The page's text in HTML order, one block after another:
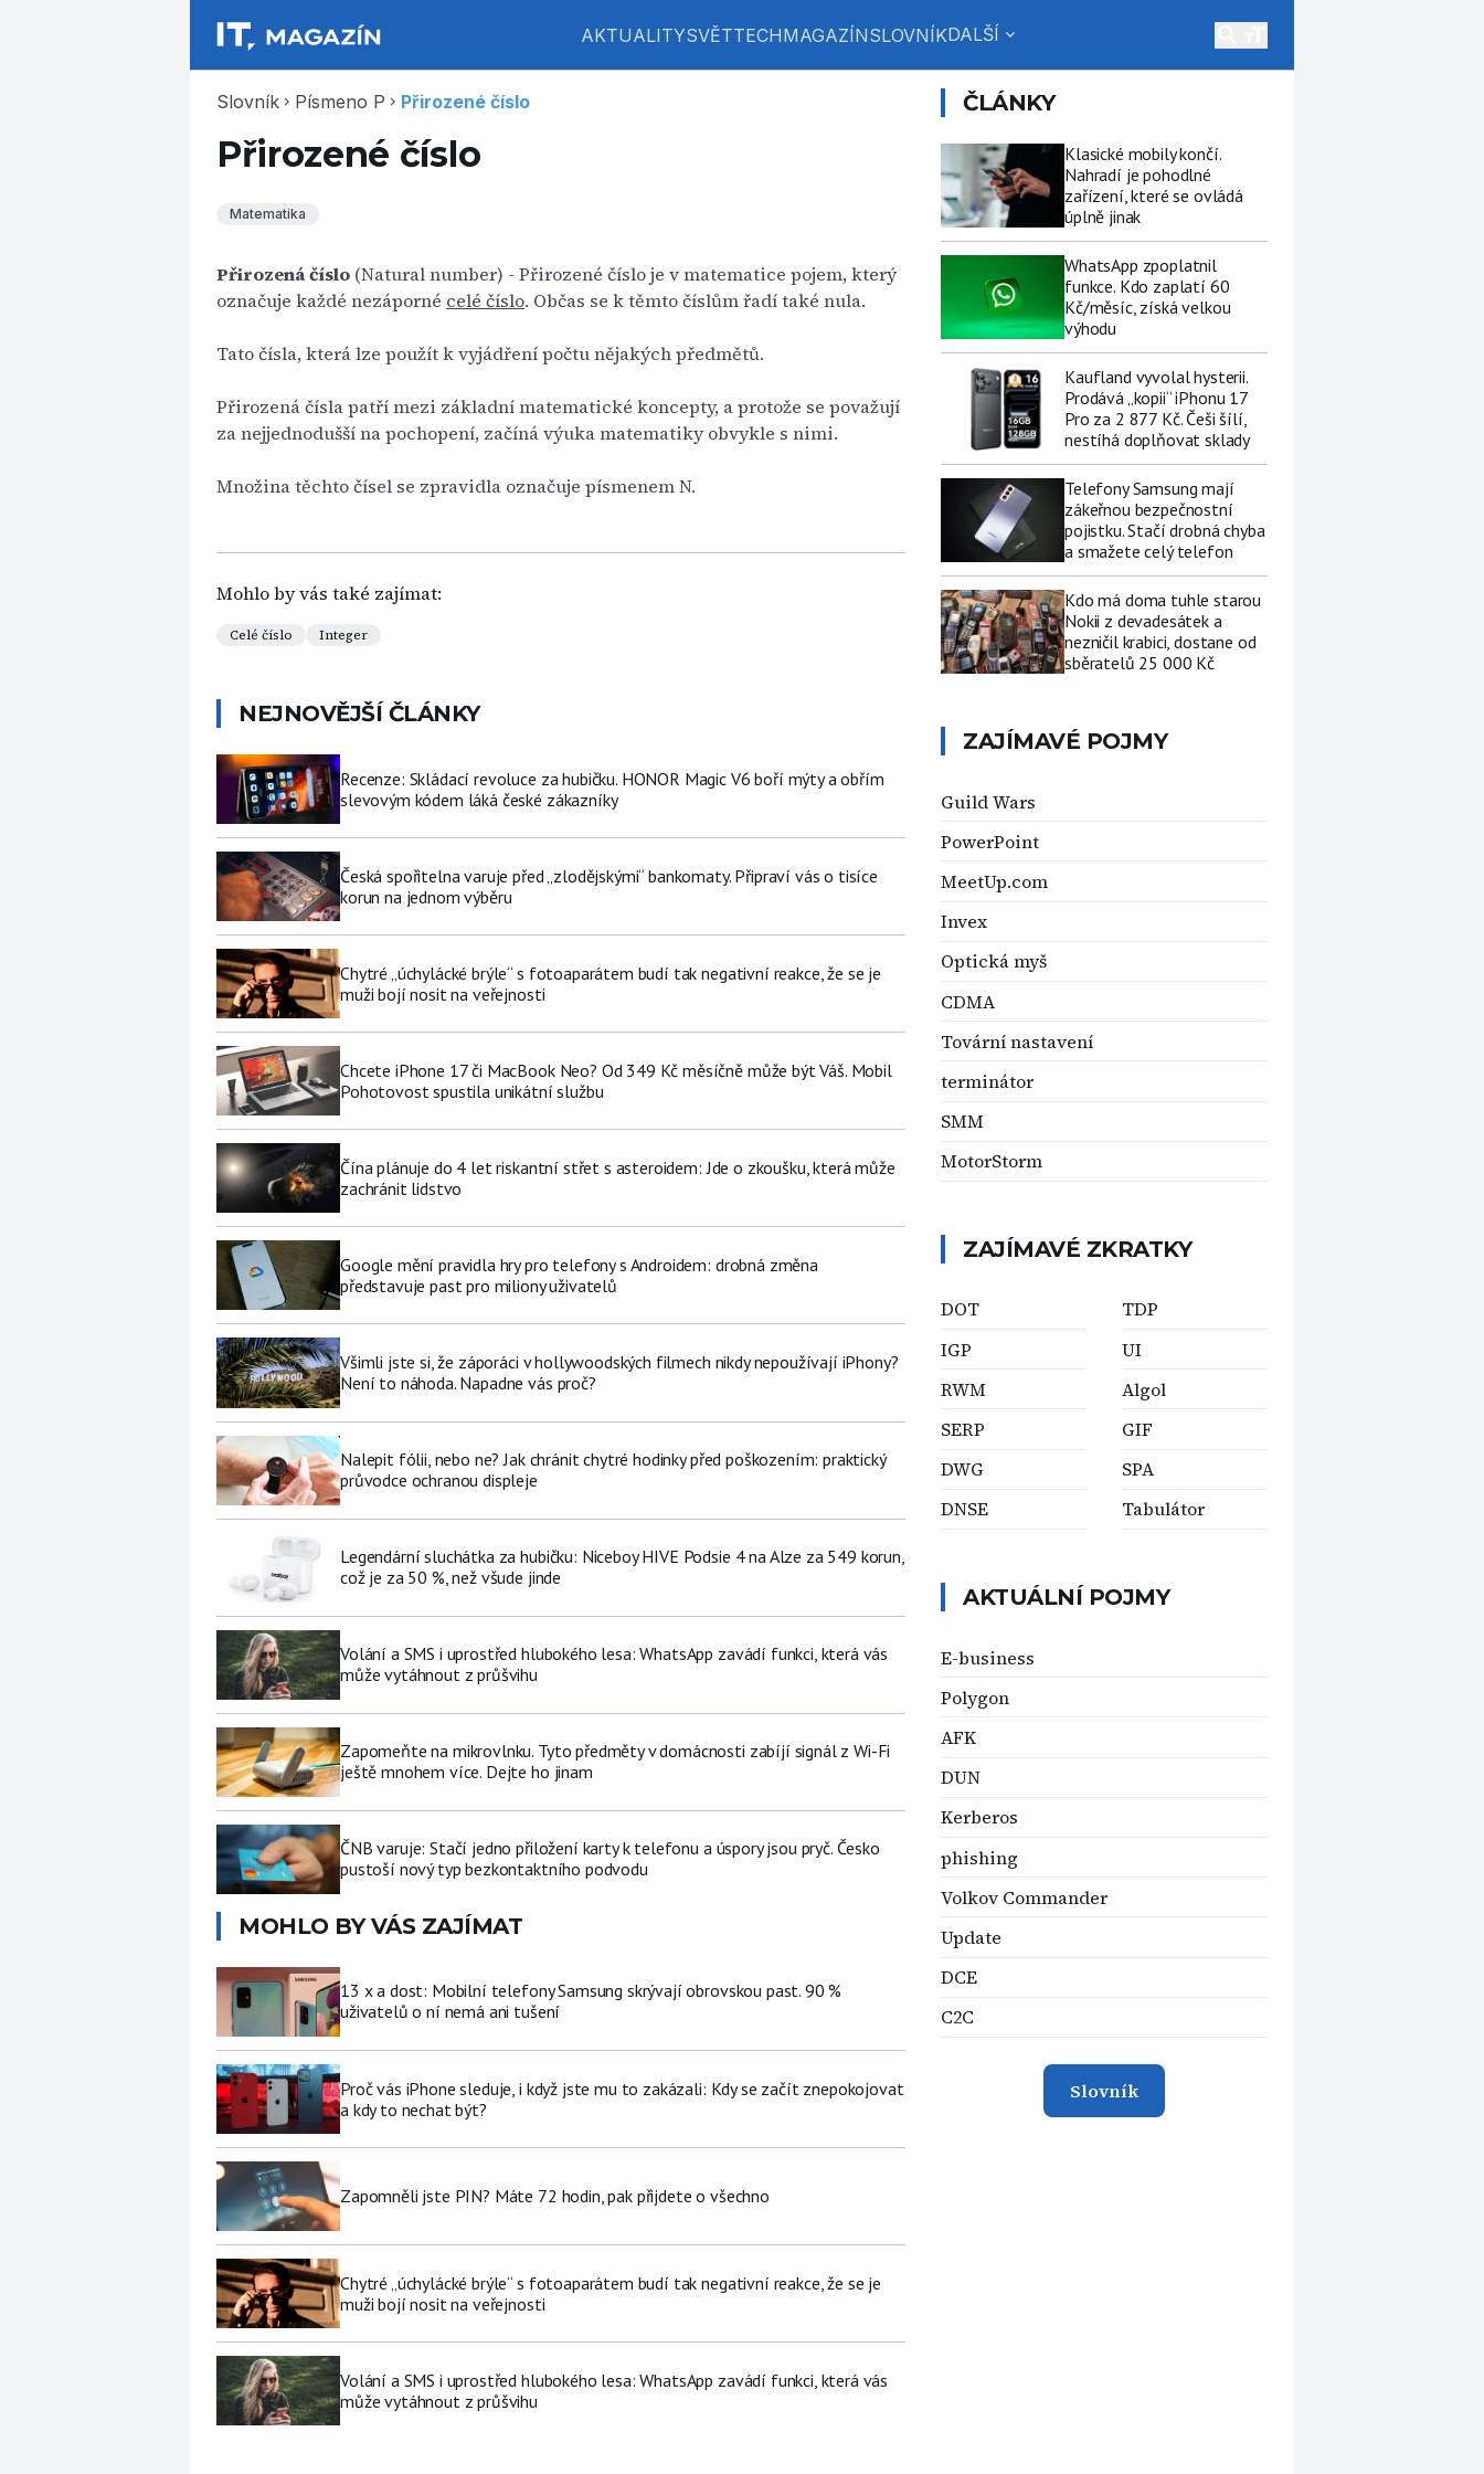
AKTUALITYSVĚTTECHMAGAZÍNSLOVNÍKDALŠÍ expand_more
Slovník chevron_right Písmeno P chevron_right Přirozené číslo
Přirozené číslo
Matematika
Přirozená číslo (Natural number) - Přirozené číslo je v matematice pojem, který
označuje každé nezáporné celé číslo. Občas se k těmto číslům řadí také nula.
Tato čísla, která lze použít k vyjádření počtu nějakých předmětů.
Přirozená čísla patří mezi základní matematické koncepty, a protože se považují
za nejjednodušší na pochopení, začíná výuka matematiky obvykle s nimi.
Množina těchto čísel se zpravidla označuje písmenem N.
Mohlo by vás také zajímat:
Celé číslo Integer
NEJNOVĚJŠÍ ČLÁNKY
Recenze: Skládací revoluce za hubičku. HONOR Magic V6 boří mýty a obřím
slevovým kódem láká české zákazníky
Česká spořitelna varuje před „zlodějskými“ bankomaty. Připraví vás o tisíce
korun na jednom výběru
Chytré „úchylácké brýle“ s fotoaparátem budí tak negativní reakce, že se je
muži bojí nosit na veřejnosti
Chcete iPhone 17 či MacBook Neo? Od 349 Kč měsíčně může být Váš. Mobil
Pohotovost spustila unikátní službu
Čína plánuje do 4 let riskantní střet s asteroidem: Jde o zkoušku, která může
zachránit lidstvo
Google mění pravidla hry pro telefony s Androidem: drobná změna
představuje past pro miliony uživatelů
Všimli jste si, že záporáci v hollywoodských filmech nikdy nepoužívají iPhony?
Není to náhoda. Napadne vás proč?
Nalepit fólii, nebo ne? Jak chránit chytré hodinky před poškozením: praktický
průvodce ochranou displeje
Legendární sluchátka za hubičku: Niceboy HIVE Podsie 4 na Alze za 549 korun,
což je za 50 %, než všude jinde
Volání a SMS i uprostřed hlubokého lesa: WhatsApp zavádí funkci, která vás
může vytáhnout z průšvihu
Zapomeňte na mikrovlnku. Tyto předměty v domácnosti zabíjí signál z Wi-Fi
ještě mnohem více. Dejte ho jinam
ČNB varuje: Stačí jedno přiložení karty k telefonu a úspory jsou pryč. Česko
pustoší nový typ bezkontaktního podvodu
MOHLO BY VÁS ZAJÍMAT
13 x a dost: Mobilní telefony Samsung skrývají obrovskou past. 90 %
uživatelů o ní nemá ani tušení
Proč vás iPhone sleduje, i když jste mu to zakázali: Kdy se začít znepokojovat
a kdy to nechat být?
Zapomněli jste PIN? Máte 72 hodin, pak přijdete o všechno
Chytré „úchylácké brýle“ s fotoaparátem budí tak negativní reakce, že se je
muži bojí nosit na veřejnosti
Volání a SMS i uprostřed hlubokého lesa: WhatsApp zavádí funkci, která vás
může vytáhnout z průšvihu
ČLÁNKY
Klasické mobily končí.
Nahradí je pohodlné
zařízení, které se ovládá
úplně jinak
WhatsApp zpoplatnil
funkce. Kdo zaplatí 60
Kč/měsíc, získá velkou
výhodu
Kaufland vyvolal hysterii.
Prodává „kopii“ iPhonu 17
Pro za 2 877 Kč. Češi šílí,
nestíhá doplňovat sklady
Telefony Samsung mají
zákeřnou bezpečnostní
pojistku. Stačí drobná chyba
a smažete celý telefon
Kdo má doma tuhle starou
Nokii z devadesátek a
nezničil krabici, dostane od
sběratelů 25 000 Kč
ZAJÍMAVÉ POJMY
Guild Wars
PowerPoint
MeetUp.com
Invex
Optická myš
CDMA
Tovární nastavení
terminátor
SMM
MotorStorm
ZAJÍMAVÉ ZKRATKY
DOT
IGP
RWM
SERP
DWG
DNSE
TDP
UI
Algol
GIF
SPA
Tabulátor
AKTUÁLNÍ POJMY
E-business
Polygon
AFK
DUN
Kerberos
phishing
Volkov Commander
Update
DCE
C2C
Slovník